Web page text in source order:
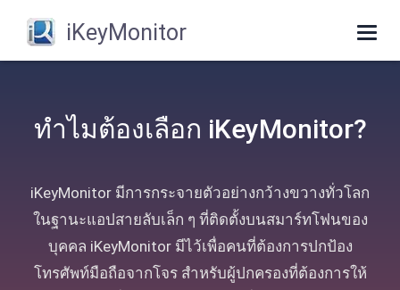
iKeyMonitor
ทําไมต้องเลือก iKeyMonitor?
iKeyMonitor มีการกระจายตัวอย่างกว้างขวางทั่วโลก
ในฐานะแอปสายลับเล็ก ๆ ที่ติดตั้งบนสมาร์ทโฟนของ
บุคคล iKeyMonitor มีไว้เพื่อคนที่ต้องการปกป้อง
โทรศัพท์มือถือจากโจร สําหรับผู้ปกครองที่ต้องการให้